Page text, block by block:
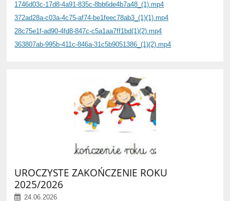
1746d03c-17d8-4a91-835c-8bb6de4b7a48_(1).mp4
372ad28a-c03a-4c75-af74-be1feec78ab3_(1)(1).mp4
28c75e1f-ad90-4fd8-847c-c5a1aa7ff1bd(1)(2).mp4
363807ab-995b-411c-846a-31c5b9051386_(1)(2).mp4
UROCZYSTE ZAKOŃCZENIE ROKU
2025/2026
24.06.2026